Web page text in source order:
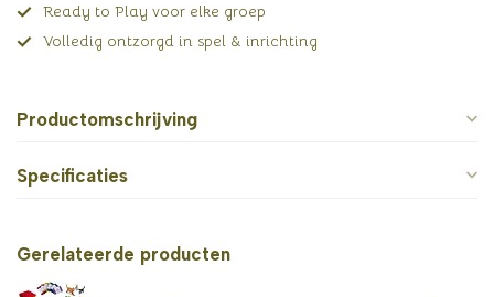
Ready to Play voor elke groep
Volledig ontzorgd in spel & inrichting
Productomschrijving
Specificaties
Gerelateerde producten